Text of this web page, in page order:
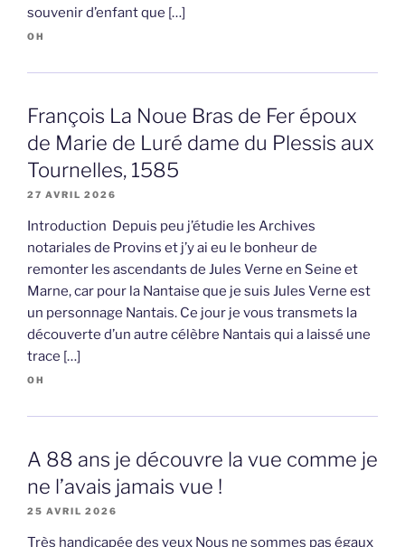
souvenir d’enfant que […]
OH
François La Noue Bras de Fer époux
de Marie de Luré dame du Plessis aux
Tournelles, 1585
27 AVRIL 2026
Introduction Depuis peu j’étudie les Archives
notariales de Provins et j’y ai eu le bonheur de
remonter les ascendants de Jules Verne en Seine et
Marne, car pour la Nantaise que je suis Jules Verne est
un personnage Nantais. Ce jour je vous transmets la
découverte d’un autre célèbre Nantais qui a laissé une
trace […]
OH
A 88 ans je découvre la vue comme je
ne l’avais jamais vue !
25 AVRIL 2026
Très handicapée des yeux Nous ne sommes pas égaux